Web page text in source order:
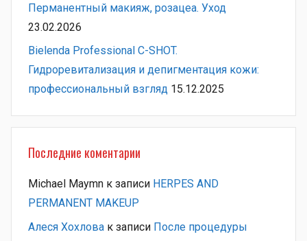
Перманентный макияж, розацеа. Уход
23.02.2026
Bielenda Professional C-SHOT.
Гидроревитализация и депигментация кожи:
профессиональный взгляд 15.12.2025
Последние коментарии
Michael Maymn к записи HERPES AND
PERMANENT MAKEUP
Алеся Хохлова к записи После процедуры